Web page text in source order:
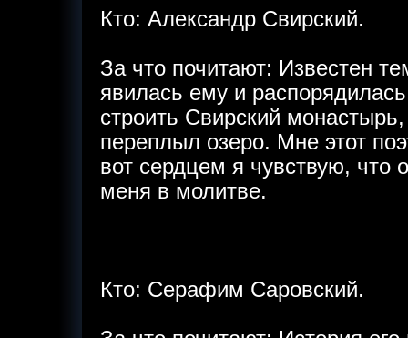
Кто: Александр Свирский.
За что почитают: Известен
явилась ему и
строить Свирский
переплыл озеро. Мне этот
вот сердцем я чувствую, что
меня в молитве.
Кто: Серафим Саровский.